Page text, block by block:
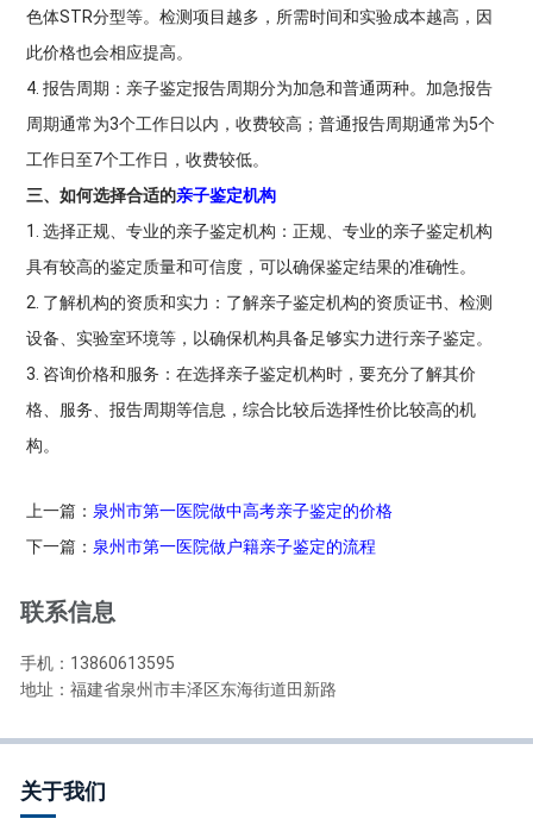
色体STR分型等。检测项目越多，所需时间和实验成本越高，因
此价格也会相应提高。
4. 报告周期：亲子鉴定报告周期分为加急和普通两种。加急报告
周期通常为3个工作日以内，收费较高；普通报告周期通常为5个
工作日至7个工作日，收费较低。
三、如何选择合适的亲子鉴定机构
1. 选择正规、专业的亲子鉴定机构：正规、专业的亲子鉴定机构
具有较高的鉴定质量和可信度，可以确保鉴定结果的准确性。
2. 了解机构的资质和实力：了解亲子鉴定机构的资质证书、检测
设备、实验室环境等，以确保机构具备足够实力进行亲子鉴定。
3. 咨询价格和服务：在选择亲子鉴定机构时，要充分了解其价
格、服务、报告周期等信息，综合比较后选择性价比较高的机
构。
上一篇： 泉州市第一医院做中高考亲子鉴定的价格
下一篇： 泉州市第一医院做户籍亲子鉴定的流程
联系信息
手机：13860613595
地址：福建省泉州市丰泽区东海街道田新路
关于我们